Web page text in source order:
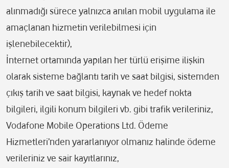
alınmadığı sürece yalnızca anılan mobil uygulama ile
amaçlanan hizmetin verilebilmesi için
işlenebilecektir),
İnternet ortamında yapılan her türlü erişime ilişkin
olarak sisteme bağlantı tarih ve saat bilgisi, sistemden
çıkış tarih ve saat bilgisi, kaynak ve hedef nokta
bilgileri, ilgili konum bilgileri vb. gibi trafik verileriniz,
Vodafone Mobile Operations Ltd. Ödeme
Hizmetleri’nden yararlanıyor olmanız halinde ödeme
verileriniz ve sair kayıtlarınız,